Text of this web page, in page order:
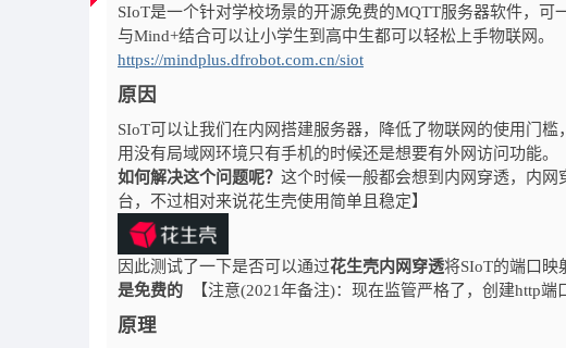
SIoT是一个针对学校场景的开源免费的MQTT服务器软件，可
与Mind+结合可以让小学生到高中生都可以轻松上手物联网。
https://mindplus.dfrobot.com.cn/siot
原因
SIoT可以让我们在内网搭建服务器，降低了物联网的使用门
用没有局域网环境只有手机的时候还是想要有外网访问功能。
如何解决这个问题呢？ 这个时候一般都会想到内网穿透，内
台，不过相对来说花生壳使用简单且稳定】
因此测试了一下是否可以通过花生壳内网穿透将SIoT的端口映
是免费的 【注意(2021年备注)：现在监管严格了，创建http端
原理